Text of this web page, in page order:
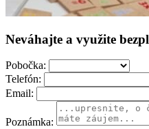
Neváhajte a využite
Pobočka:
Telefón:
Email:
Poznámka: